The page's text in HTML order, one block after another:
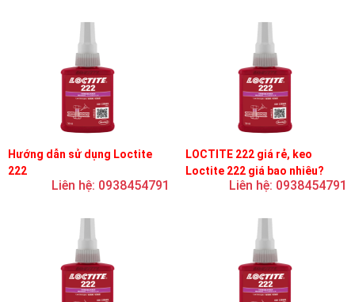
Hướng dẫn sử dụng Loctite
222
Liên hệ: 0938454791
LOCTITE 222 giá rẻ, keo
Loctite 222 giá bao nhiêu?
Liên hệ: 0938454791